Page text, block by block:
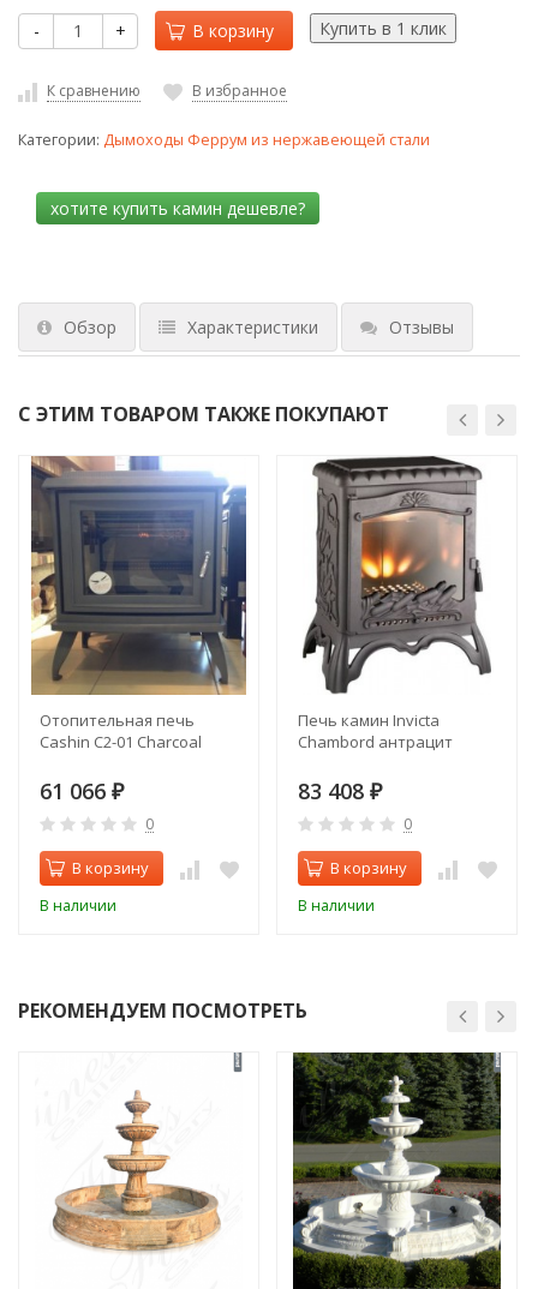
- + В корзину
К сравнению В избранное
Категории: Дымоходы Феррум из нержавеющей стали
Обзор Характеристики Отзывы
С ЭТИМ ТОВАРОМ ТАКЖЕ ПОКУПАЮТ
Отопительная печь
Cashin C2-01 Charcoal
61 066 ₽
0
В корзину
В наличии
Печь камин Invicta
Chambord антрацит
83 408 ₽
0
В корзину
В наличии
РЕКОМЕНДУЕМ ПОСМОТРЕТЬ